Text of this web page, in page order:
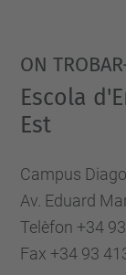
ON
Escola
Est
Campus
Av. Eduard
Telèfon +34
Fax +34 93